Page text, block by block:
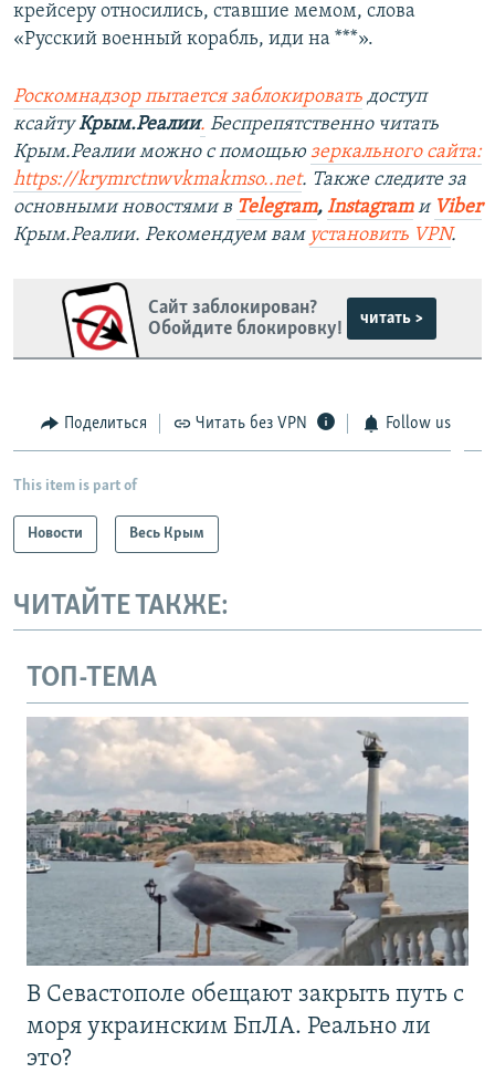
крейсеру относились, ставшие мемом, слова
«Русский военный корабль, иди на ***».
Роскомнадзор пытается заблокировать доступ
ксайтуКрым.Реалии. Беспрепятственно читать
Крым.Реалии можно с помощью зеркального сайта:
https://krymrctnwvkmakmso..net. Также следите за
основными новостями в Telegram, Instagramи Viber
Крым.Реалии. Рекомендуем вам установить VPN.
Сайт заблокирован?
Обойдите блокировку!
читать >
Поделиться Читать без VPN Follow us
This item is part of
Новости Весь Крым
ЧИТАЙТЕ ТАКЖЕ:
ТОП-ТЕМА
В Севастополе обещают закрыть путь с
моря украинским БпЛА. Реально ли
это?